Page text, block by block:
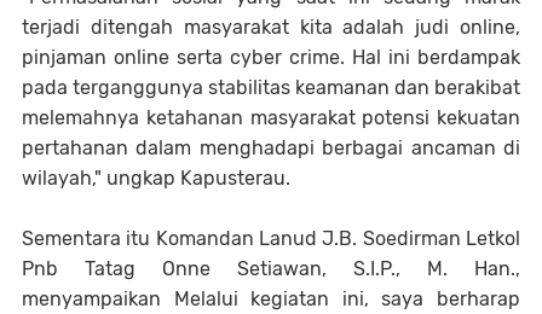
terjadi ditengah masyarakat kita adalah judi online,
pinjaman online serta cyber crime. Hal ini berdampak
pada terganggunya stabilitas keamanan dan berakibat
melemahnya ketahanan masyarakat potensi kekuatan
pertahanan dalam menghadapi berbagai ancaman di
wilayah," ungkap Kapusterau.
Sementara itu Komandan Lanud J.B. Soedirman Letkol
Pnb Tatag Onne Setiawan, S.I.P., M. Han.,
menyampaikan Melalui kegiatan ini, saya berharap